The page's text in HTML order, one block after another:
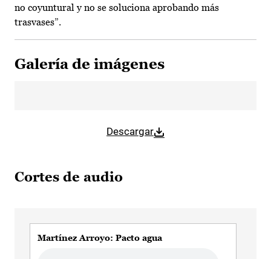
no coyuntural y no se soluciona aprobando más
trasvases”.
Galería de imágenes
Descargar
Cortes de audio
Martínez Arroyo: Pacto agua